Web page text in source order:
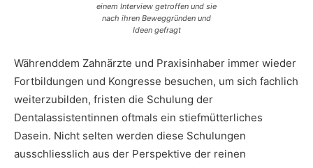
einem Interview getroffen und sie
nach ihren Beweggründen und
Ideen gefragt
Währenddem Zahnärzte und Praxisinhaber immer wieder
Fortbildungen und Kongresse besuchen, um sich fachlich
weiterzubilden, fristen die Schulung der
Dentalassistentinnen oftmals ein stiefmütterliches
Dasein. Nicht selten werden diese Schulungen
ausschliesslich aus der Perspektive der reinen